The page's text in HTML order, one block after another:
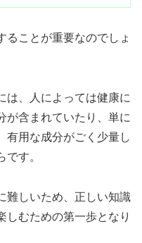
ることが重要なのでしょ
は、人によっては健康に
が含まれていたり、単に
有用な成分がごく少量し
す。
難しいため、正しい知識
しむための第一歩となり